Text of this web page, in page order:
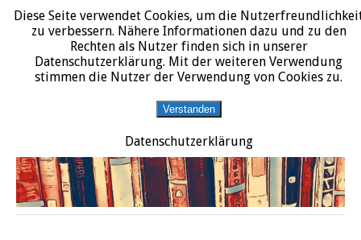
START DATENSCHUTZERKLÄRUNG IMPRESSUM ÜBER JURALIT
JURALIT
Rezensionen juristischer Literatur
Diese Seite verwendet Cookies, um die
zu verbessern. Nähere Informationen dazu und zu den
Rechten als Nutzer finden sich in unserer
Datenschutzerklärung. Mit der weiteren Verwendung
stimmen die Nutzer der Verwendung von Cookies zu.
Verstanden
Datenschutzerklärung